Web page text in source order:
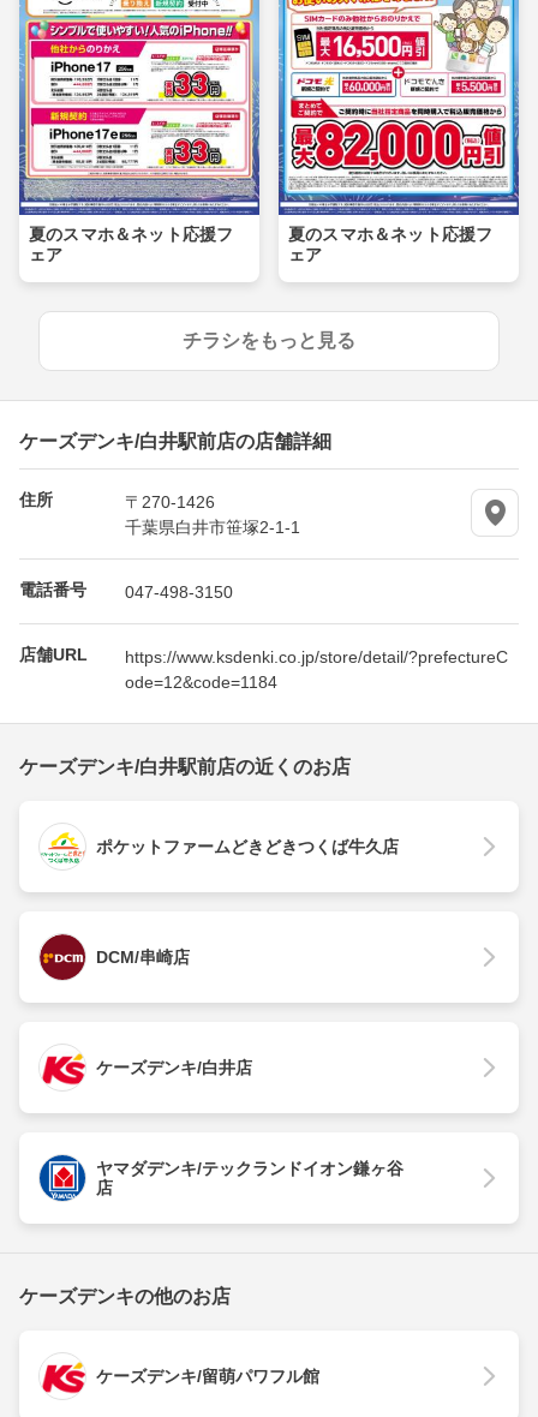
夏のスマホ＆ネット応援フ
ェア
夏のスマホ＆ネット応援フ
ェア
チラシをもっと見る
ケーズデンキ/白井駅前店の店舗詳細
住所
〒270-1426
千葉県白井市笹塚2-1-1
電話番号 047-498-3150
店舗URL
https://www.ksdenki.co.jp/store/detail/?prefectureC
ode=12&code=1184
ケーズデンキ/白井駅前店の近くのお店
ポケットファームどきどきつくば牛久店
DCM/串崎店
ケーズデンキ/白井店
ヤマダデンキ/テックランドイオン鎌ヶ谷
店
ケーズデンキの他のお店
ケーズデンキ/留萌パワフル館